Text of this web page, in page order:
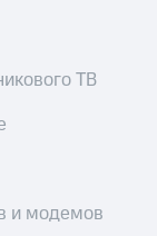
ТВ
и модемов